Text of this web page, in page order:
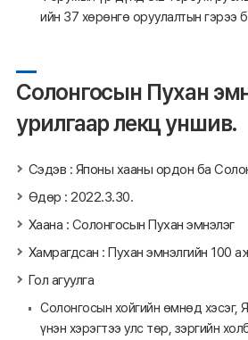
ийн 37 хөрөнгө оруулалтын гэрээ
Солонгосын Пухан
урилгаар лекц уншив.
Сэдэв : Японы хааны ордон ба
Өдөр : 2022.3.30.
Хаана : Солонгосын Пухан эмнэлэг
Хамрагдсан : Пухан эмнэлгийн 100
Гол агуулга
Солонгосын хойгийн өмнөд хэсэг,
үнэн хэрэгтээ улс төр, зэргийн